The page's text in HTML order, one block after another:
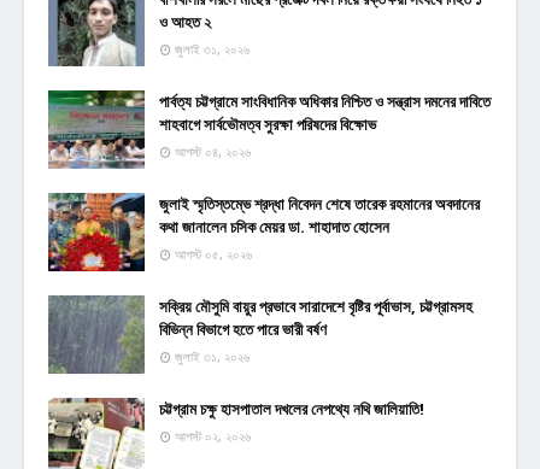
ও আহত ২
জুলাই ৩১, ২০২৬
পার্বত্য চট্টগ্রামে সাংবিধানিক অধিকার নিশ্চিত ও সন্ত্রাস দমনের দাবিতে
শাহবাগে সার্বভৌমত্ব সুরক্ষা পরিষদের বিক্ষোভ
আগস্ট ০৪, ২০২৬
জুলাই স্মৃতিস্তম্ভে শ্রদ্ধা নিবেদন শেষে তারেক রহমানের অবদানের
কথা জানালেন চসিক মেয়র ডা. শাহাদাত হোসেন
আগস্ট ০৫, ২০২৬
সক্রিয় মৌসুমি বায়ুর প্রভাবে সারাদেশে বৃষ্টির পূর্বাভাস, চট্টগ্রামসহ
বিভিন্ন বিভাগে হতে পারে ভারী বর্ষণ
জুলাই ৩১, ২০২৬
চট্টগ্রাম চক্ষু হাসপাতাল দখলের নেপথ্যে নথি জালিয়াতি!
আগস্ট ০২, ২০২৬